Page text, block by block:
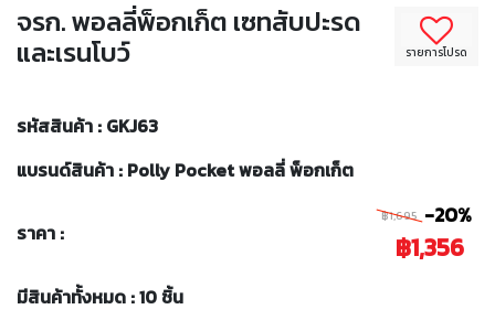
รายการโปรด
จรก. พอลลี่พ็อกเก็ต เซทสับปะรด
และเรนโบว์
รหัสสินค้า : GKJ63
แบรนด์สินค้า : Polly Pocket พอลลี่ พ็อกเก็ต
ราคา :
฿1,695 -20%
฿1,356
มีสินค้าทั้งหมด : 10 ชิ้น